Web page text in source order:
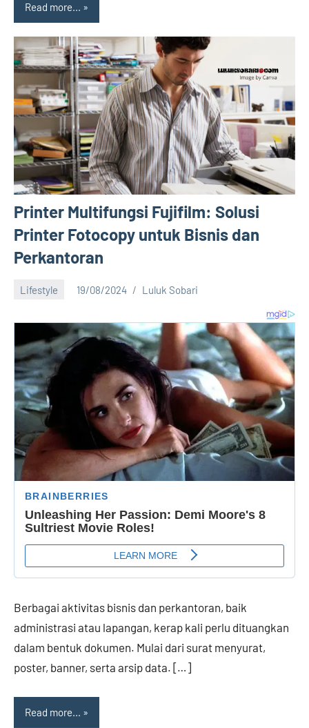
Read more...
Printer Multifungsi Fujifilm: Solusi
Printer Fotocopy untuk Bisnis dan
Perkantoran
Lifestyle 19/08/2024 Luluk Sobari
Berbagai aktivitas bisnis dan perkantoran, baik
administrasi atau lapangan, kerap kali perlu dituangkan
dalam bentuk dokumen. Mulai dari surat menyurat,
poster, banner, serta arsip data. […]
Read more...